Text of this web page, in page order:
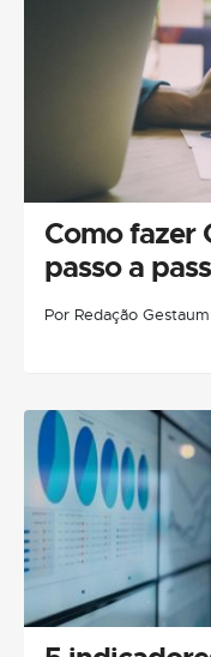
Como fazer
passo a
Por Redação